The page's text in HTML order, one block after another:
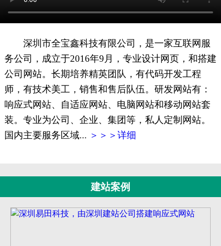
XML地图
深圳市全宝鑫科技有限公司，是一家互联网服
务公司，成立于2016年9月，专业设计网页，和搭建
公司网站。长期培养精英团队，有代码开发工程
师，有技术美工，销售和售后队伍。研发网站有：
响应式网站、自适应网站、电脑网站和移动网站套
装。专业为公司、企业、集团等，私人定制网站。
国内主要服务区域... ＞＞＞详细
建站案例